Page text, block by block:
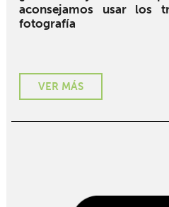
aconsejamos usar los
fotografía
VER MÁS